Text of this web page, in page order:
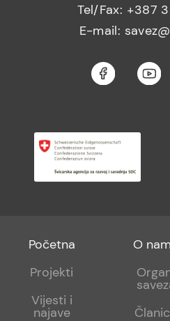
Tel/Fax: +387
E-mail:
Footer
menu
Početna
Projekti
Vijesti i
najave
Footer
sub
O